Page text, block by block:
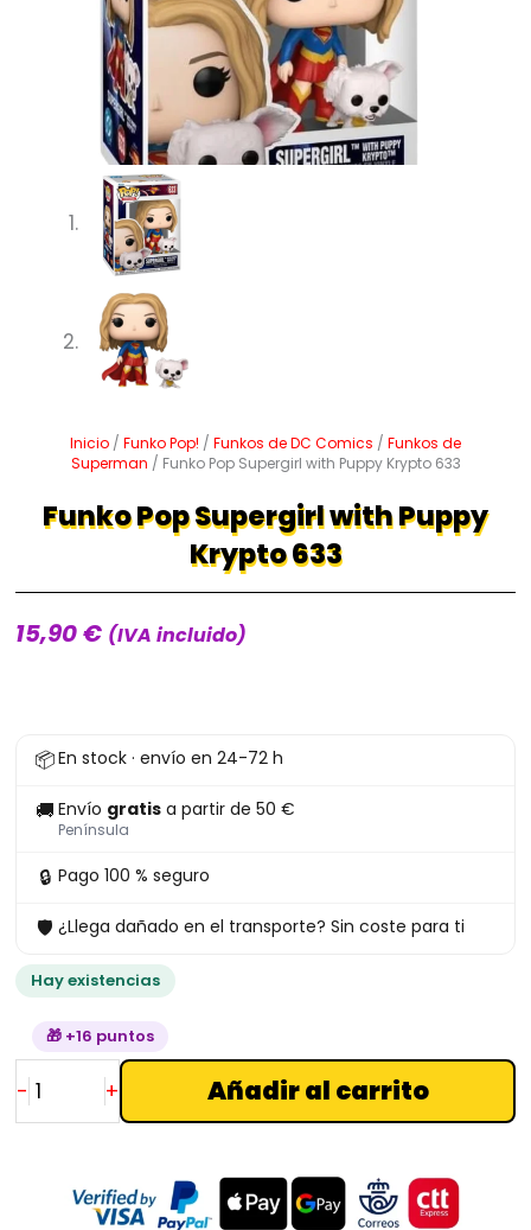
Inicio / Funko Pop! / Funkos de DC Comics / Funkos de
Superman / Funko Pop Supergirl with Puppy Krypto 633
Funko Pop Supergirl with Puppy
Krypto 633
15,90€ (IVA incluido)
📦En stock · envío en 24-72 h
🚚 Envío gratis a partir de 50 €
Península
🔒 Pago 100 % seguro
🛡 ¿Llega dañado en el transporte? Sin coste para ti
Hay existencias
🎁 +16 puntos
-
Pop
Supergirl
with
Puppy
633
cantidad
+ Añadir al carrito